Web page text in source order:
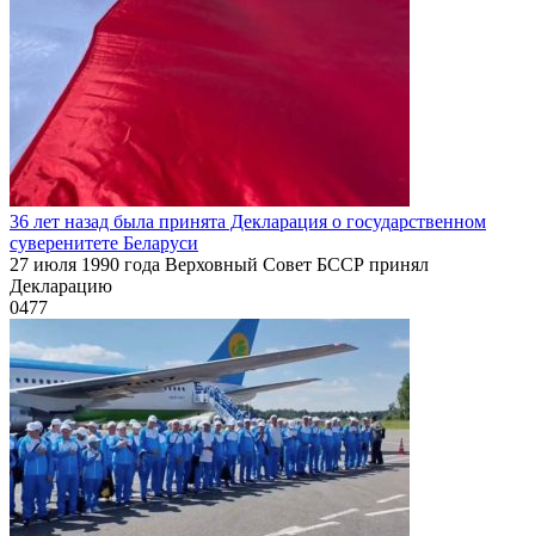
36 лет назад была принята Декларация о государственном
суверенитете Беларуси
27 июля 1990 года Верховный Совет БССР принял
Декларацию
0477